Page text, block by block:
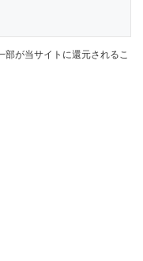
が当サイトに還元されるこ